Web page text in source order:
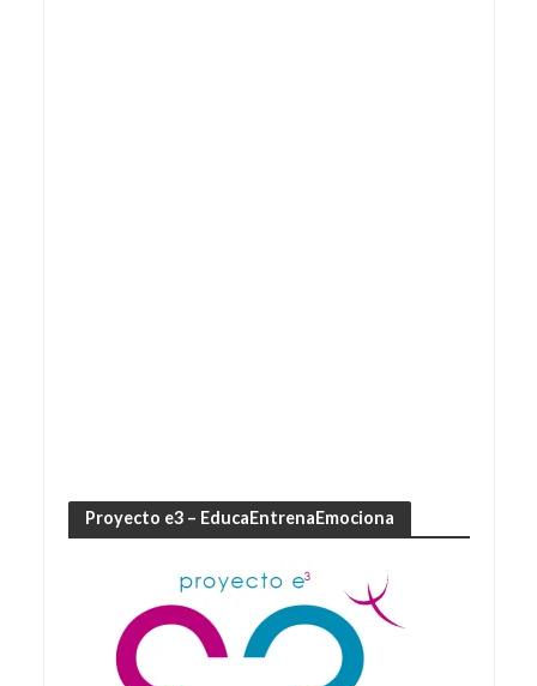
Proyecto e3 – EducaEntrenaEmociona